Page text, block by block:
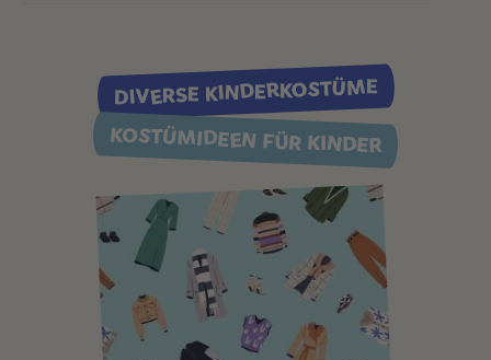
DIVERSE KINDERKOSTÜME
KOSTÜMIDEEN FÜR KINDER